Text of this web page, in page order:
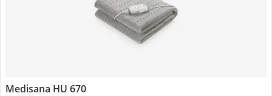
Medisana HU 670